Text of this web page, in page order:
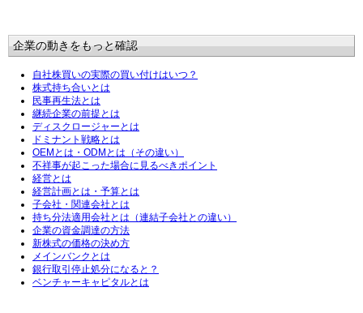
企業の動きをもっと確認
自社株買いの実際の買い付けはいつ？
株式持ち合いとは
民事再生法とは
継続企業の前提とは
ディスクロージャーとは
ドミナント戦略とは
OEMとは・ODMとは（その違い）
不祥事が起こった場合に見るべきポイント
経営とは
経営計画とは・予算とは
子会社・関連会社とは
持ち分法適用会社とは（連結子会社との違い）
企業の資金調達の方法
新株式の価格の決め方
メインバンクとは
銀行取引停止処分になると？
ベンチャーキャピタルとは